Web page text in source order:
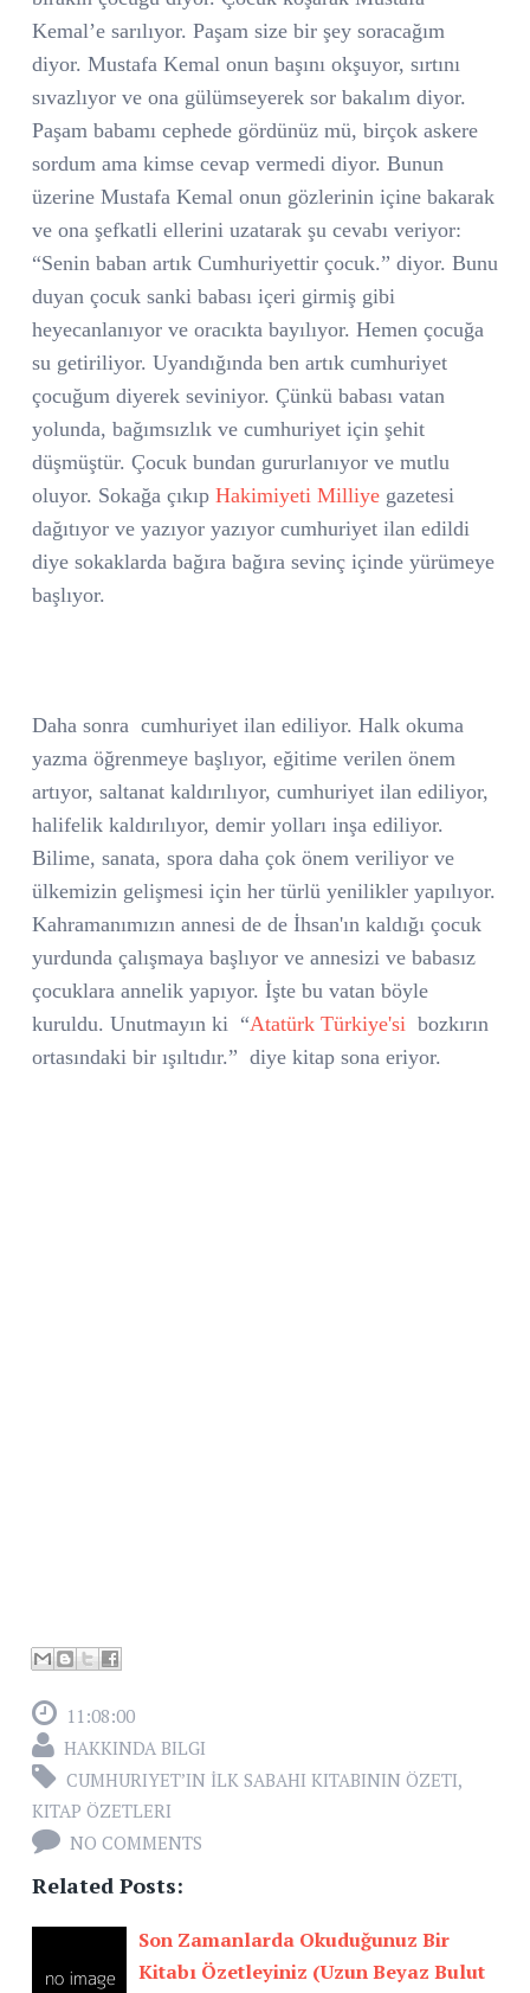
Kemal’e sarılıyor. Paşam size bir şey soracağım
diyor. Mustafa Kemal onun başını okşuyor, sırtını
sıvazlıyor ve ona gülümseyerek sor bakalım diyor.
Paşam babamı cephede gördünüz mü, birçok askere
sordum ama kimse cevap vermedi diyor. Bunun
üzerine Mustafa Kemal onun gözlerinin içine bakarak
ve ona şefkatli ellerini uzatarak şu cevabı veriyor:
“Senin baban artık Cumhuriyettir çocuk.” diyor. Bunu
duyan çocuk sanki babası içeri girmiş gibi
heyecanlanıyor ve oracıkta bayılıyor. Hemen çocuğa
su getiriliyor. Uyandığında ben artık cumhuriyet
çocuğum diyerek seviniyor. Çünkü babası vatan
yolunda, bağımsızlık ve cumhuriyet için şehit
düşmüştür. Çocuk bundan gururlanıyor ve mutlu
oluyor. Sokağa çıkıp Hakimiyeti Milliye gazetesi
dağıtıyor ve yazıyor yazıyor cumhuriyet ilan edildi
diye sokaklarda bağıra bağıra sevinç içinde yürümeye
başlıyor.
Daha sonra cumhuriyet ilan ediliyor. Halk okuma
yazma öğrenmeye başlıyor, eğitime verilen önem
artıyor, saltanat kaldırılıyor, cumhuriyet ilan ediliyor,
halifelik kaldırılıyor, demir yolları inşa ediliyor.
Bilime, sanata, spora daha çok önem veriliyor ve
ülkemizin gelişmesi için her türlü yenilikler yapılıyor.
Kahramanımızın annesi de de İhsan'ın kaldığı çocuk
yurdunda çalışmaya başlıyor ve annesizi ve babasız
çocuklara annelik yapıyor. İşte bu vatan böyle
kuruldu. Unutmayın ki “Atatürk Türkiye'si bozkırın
ortasındaki bir ışıltıdır.” diye kitap sona eriyor.
11:08:00
HAKKINDA BILGI
CUMHURIYET’IN İLK SABAHI KITABININ ÖZETI,
KITAP ÖZETLERI
NO COMMENTS
Related Posts:
Son Zamanlarda Okuduğunuz Bir
Kitabı Özetleyiniz (Uzun Beyaz Bulut